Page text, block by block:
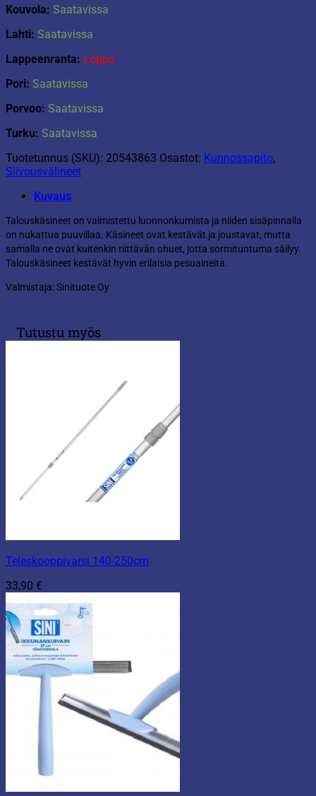
Kouvola: Saatavissa
Lahti: Saatavissa
Lappeenranta: Loppu
Pori: Saatavissa
Porvoo: Saatavissa
Turku: Saatavissa
Tuotetunnus (SKU): 20543863 Osastot: Kunnossapito,
Siivousvälineet
Kuvaus
Talouskäsineet on valmistettu luonnonkumista ja niiden sisäpinnalla
on nukattua puuvillaa. Käsineet ovat kestävät ja joustavat, mutta
samalla ne ovat kuitenkin riittävän ohuet, jotta sormituntuma säilyy.
Talouskäsineet kestävät hyvin erilaisia pesuaineita.
Valmistaja: Sinituote Oy
Tutustu myös
Teleskooppivarsi 140-250cm
33,90 €